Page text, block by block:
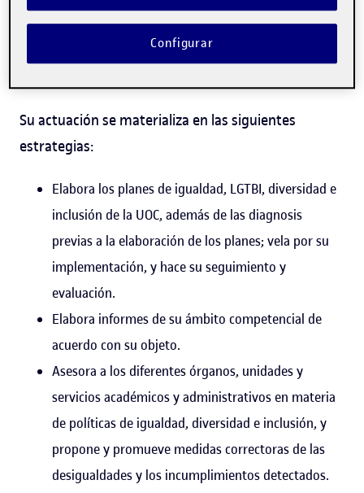
Reproduce
Líneas de actuación
Su actuación se materializa en las siguientes
estrategias:
Elabora los planes de igualdad, LGTBI, diversidad e
inclusión de la UOC, además de las diagnosis
previas a la elaboración de los planes; vela por su
implementación, y hace su seguimiento y
evaluación.
Elabora informes de su ámbito competencial de
acuerdo con su objeto.
Asesora a los diferentes órganos, unidades y
servicios académicos y administrativos en materia
de políticas de igualdad, diversidad e inclusión, y
propone y promueve medidas correctoras de las
desigualdades y los incumplimientos detectados.
Configurar